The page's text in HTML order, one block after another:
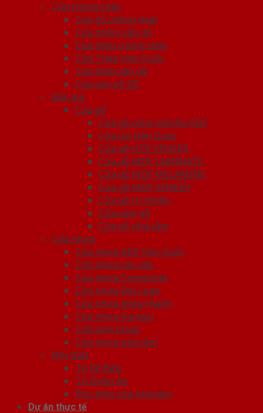
Cửa chống cháy
Cửa gỗ chống cháy
Cửa nhôm vân gỗ
Cửa thép chống cháy
Cửa Thép Hàn Quốc
Cửa thép vân gỗ
Cửa vân gỗ 5D
Báo giá
Cửa gỗ
Cửa gỗ công nghiệp HDF
Cửa Gỗ Hàn Quốc
Cửa gỗ HDF VENEER
Cửa gỗ MDF LAMINATE
Cửa gỗ MDF MELAMINE
Cửa gỗ MDF VENEER
Cửa gỗ tự nhiên
Cửa vòm gỗ
Cửa gỗ nhà tắm
Cửa nhựa
Cửa nhựa ABS Hàn Quốc
Cửa nhựa cao cấp
Cửa nhựa Composite
Cửa nhựa Đài Loan
Cửa nhựa ghép thanh
Cửa nhựa Sungyu
Cửa vòm nhựa
Cửa nhựa nhà tắm
Nội thất
Tủ Kệ Bếp
Tủ Quần Áo
Phụ kiện cửa nhà tắm
Dự án thực tế